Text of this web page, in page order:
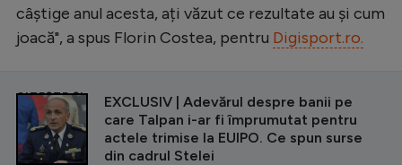
câștige anul acesta, ați văzut ce rezultate au și cum
joacă", a spus Florin Costea, pentru Digisport.ro.
CITEȘTE ȘI
EXCLUSIV | Adevărul despre banii pe
care Talpan i-ar fi împrumutat pentru
actele trimise la EUIPO. Ce spun surse
din cadrul Stelei